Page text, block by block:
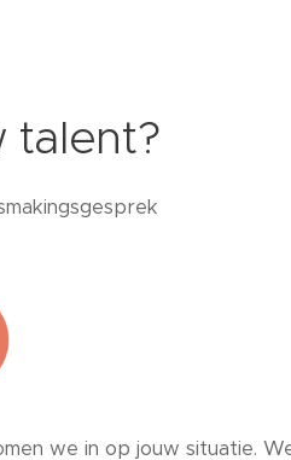
talent?
we in op jouw situatie.